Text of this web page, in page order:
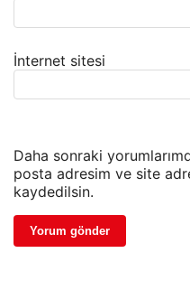
İnternet sitesi
Daha sonraki
posta adresim ve site
kaydedilsin.